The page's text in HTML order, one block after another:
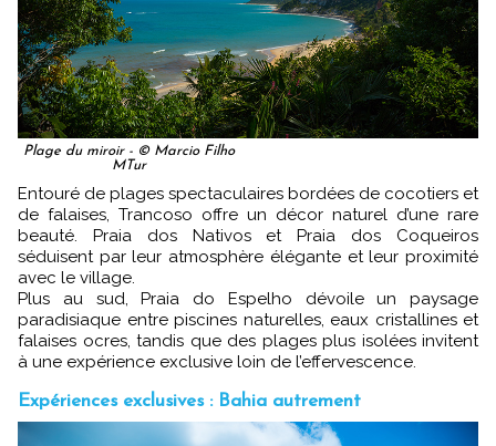
Plage du miroir - © Marcio Filho
MTur
Entouré de plages spectaculaires bordées de cocotiers et
de falaises, Trancoso offre un décor naturel d’une rare
beauté. Praia dos Nativos et Praia dos Coqueiros
séduisent par leur atmosphère élégante et leur proximité
avec le village.
Plus au sud, Praia do Espelho dévoile un paysage
paradisiaque entre piscines naturelles, eaux cristallines et
falaises ocres, tandis que des plages plus isolées invitent
à une expérience exclusive loin de l’effervescence.
Expériences exclusives : Bahia autrement